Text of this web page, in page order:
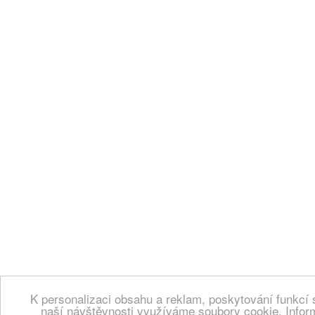
K personalizaci obsahu a reklam, poskytování
naší návštěvnosti využíváme soubory cookie.